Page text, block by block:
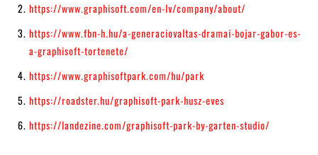
https://www.graphisoft.com/en-lv/company/about/
https://www.fbn-h.hu/a-generaciovaltas-dramai-bojar-gabor-es-
a-graphisoft-tortenete/
https://www.graphisoftpark.com/hu/park
https://roadster.hu/graphisoft-park-husz-eves
https://landezine.com/graphisoft-park-by-garten-studio/